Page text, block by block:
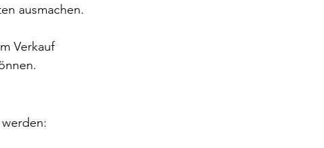
ausmachen.
Verkauf